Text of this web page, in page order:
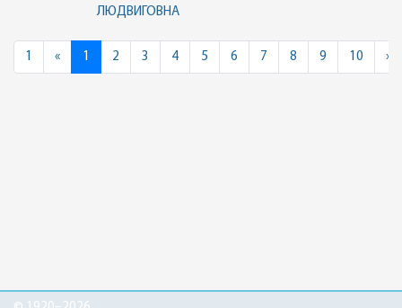
ЛЮДВИГОВНА
1 «Previous
1 2 3 4 5 6 7 8 9 10 »